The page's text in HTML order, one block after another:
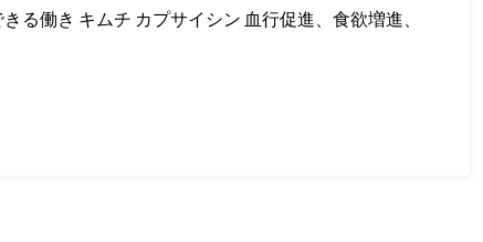
る働き キムチ カプサイシン 血行促進、食欲増進、